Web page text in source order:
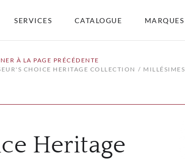
SERVICES CATALOGUE MARQUES
À LA PAGE PRÉCÉDENTE
CHOICE HERITAGE COLLECTION
MILLÉSIMES
Heritage